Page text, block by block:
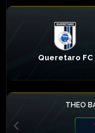
Queretaro FC
THEO